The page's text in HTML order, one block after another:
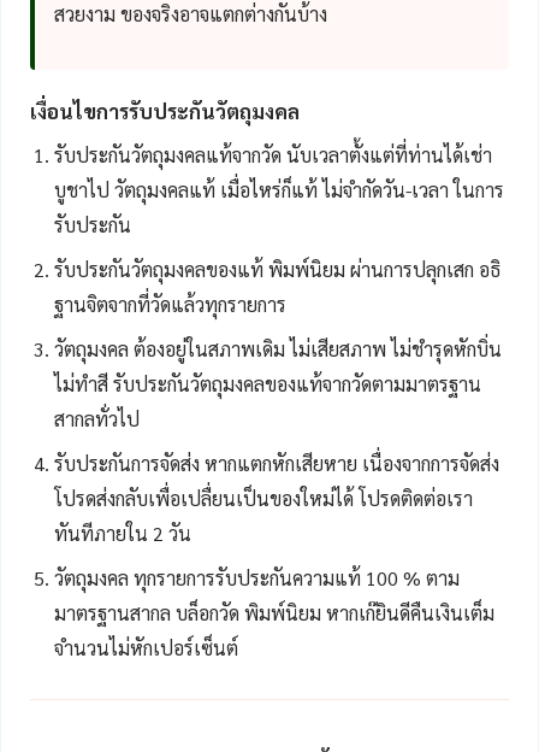
สวยงาม ของจริงอาจแตกต่างกันบ้าง
เงื่อนไขการรับประกันวัตถุมงคล
รับประกันวัตถุมงคลแท้จากวัด นับเวลาตั้งแต่ที่ท่านได้เช่า
บูชาไป วัตถุมงคลแท้ เมื่อไหร่ก็แท้ ไม่จำกัดวัน-เวลา ในการ
รับประกัน
รับประกันวัตถุมงคลของแท้ พิมพ์นิยม ผ่านการปลุกเสก อธิ
ฐานจิตจากที่วัดแล้วทุกรายการ
วัตถุมงคล ต้องอยู่ในสภาพเดิม ไม่เสียสภาพ ไม่ชำรุดหักบิ่น
ไม่ทำสี รับประกันวัตถุมงคลของแท้จากวัดตามมาตรฐาน
สากลทั่วไป
รับประกันการจัดส่ง หากแตกหักเสียหาย เนื่องจากการจัดส่ง
โปรดส่งกลับเพื่อเปลื่ยนเป็นของใหม่ได้ โปรดติดต่อเรา
ทันทีภายใน 2 วัน
วัตถุมงคล ทุกรายการรับประกันความแท้ 100 % ตาม
มาตรฐานสากล บล็อกวัด พิมพ์นิยม หากเก๊ยินดีคืนเงินเต็ม
จำนวนไม่หักเปอร์เซ็นต์